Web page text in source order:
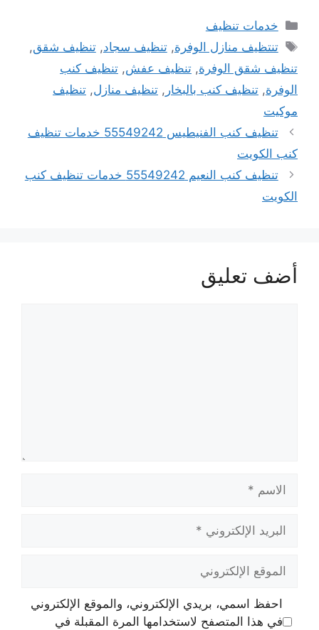
التصنيفات
خدمات تنظيف
الوسوم
تنتظيف منازل الوفرة,تنظيف سجاد,تنظيف شقق,
تنظيف شقق الوفرة, تنظيف عفش, تنظيف كنب
الوفرة, تنظيف كنب بالبخار , تنظيف منازل, تنظيف
موكيت
تنظيف كنب الفنيطيس 55549242 خدمات تنظيف
كنب الكويت
تنظيف كنب النعيم 55549242 خدمات تنظيف كنب
الكويت
أضف تعليق
الإلكتروني
الإلكتروني
احفظ اسمي، بريدي الإلكتروني، والموقع الإلكتروني
في هذا المتصفح لاستخدامها المرة المقبلة في